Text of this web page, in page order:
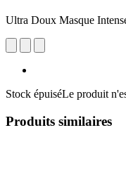
Ultra Doux Masque
Stock épuiséLe produit
Produits similaires